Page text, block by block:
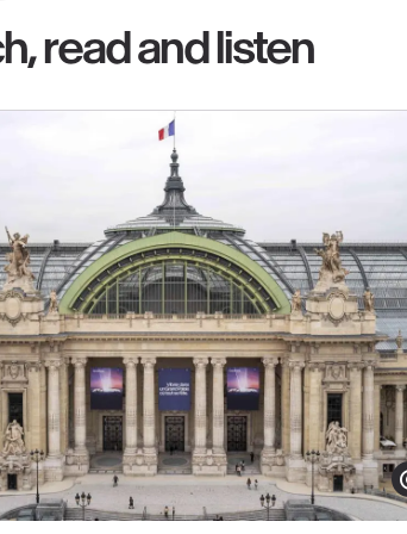
read and listen